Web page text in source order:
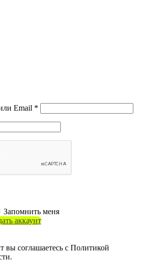
Email *
Запомнить меня
аккаунт
вы соглашаетесь с Политикой